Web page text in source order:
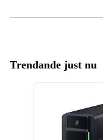
Trendande just nu